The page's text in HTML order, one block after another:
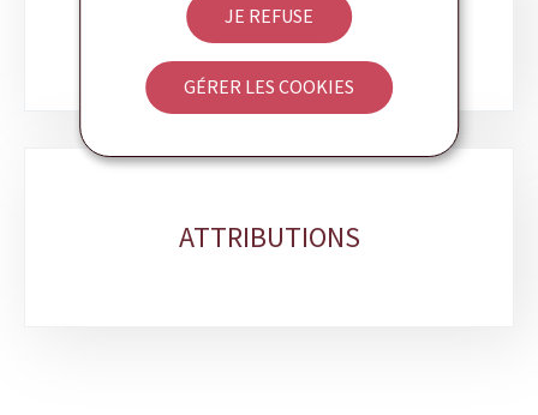
JE REFUSE
GÉRER LES COOKIES
ORGANIGRAMME
ATTRIBUTIONS